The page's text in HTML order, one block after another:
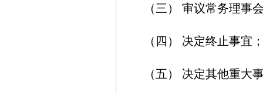
（三） 审议常务理事
（ 四 ） 决定终止事宜
（五） 决定其他重大